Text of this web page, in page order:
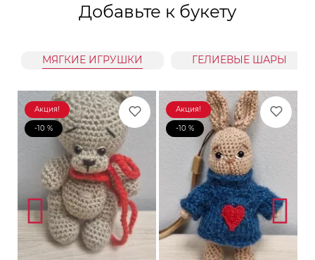
Добавьте к букету
МЯГКИЕ ИГРУШКИ ГЕЛИЕВЫЕ ШАРЫ
Акция!
-10 %
Акция!
-10 %